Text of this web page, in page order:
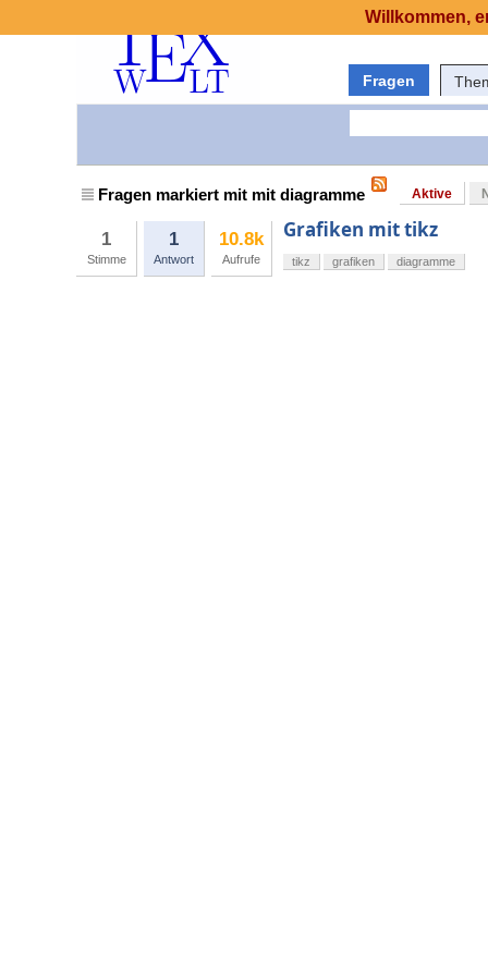
Fragen
Fragen markiert mit mit diagramme Aktive
1
Stimme
1
Antwort
10.8k
Aufrufe
Grafiken mit tikz
tikz grafiken diagramme
Willkommen,